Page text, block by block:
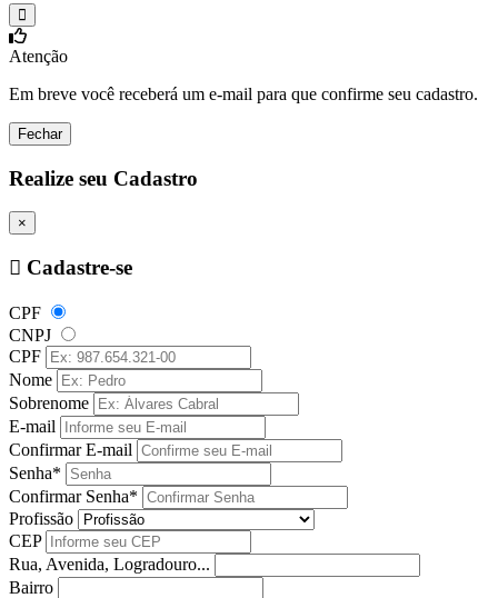
Atenção
Em breve você receberá um e-mail para que confirme seu cadastro.
Fechar
Realize seu Cadastro
×
Cadastre-se
CPF
CNPJ
CPF
Nome
Sobrenome
E-mail
Confirmar E-mail
Senha*
Confirmar Senha*
Profissão
CEP
Rua, Avenida, Logradouro...
Bairro